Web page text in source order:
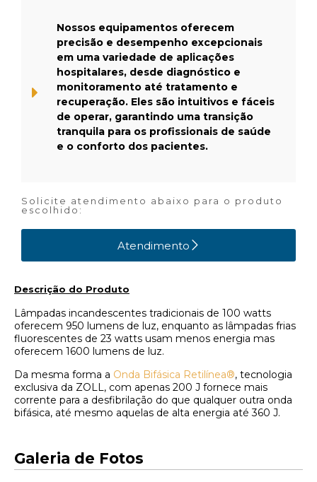
Nossos equipamentos oferecem
precisão e desempenho excepcionais
em uma variedade de aplicações
hospitalares, desde diagnóstico e
monitoramento até tratamento e
recuperação. Eles são intuitivos e fáceis
de operar, garantindo uma transição
tranquila para os profissionais de saúde
e o conforto dos pacientes.
Solicite atendimento abaixo para o produto
escolhido:
Atendimento
Descrição do Produto​
Lâmpadas incandescentes tradicionais de 100 watts
oferecem 950 lumens de luz, enquanto as lâmpadas frias
fluorescentes de 23 watts usam menos energia mas
oferecem 1600 lumens de luz.
Da mesma forma a Onda Bifásica Retilínea®, tecnologia
exclusiva da ZOLL, com apenas 200 J fornece mais
corrente para a desfibrilação do que qualquer outra onda
bifásica, até mesmo aquelas de alta energia até 360 J.
Galeria de Fotos